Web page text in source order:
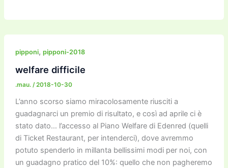
c
e
b
o
o
k
itt
er
ai
l
ai
l
st
o
e
gr
p
y
k
e
n
di
pipponi, pipponi-2018
welfare difficile
.mau. /2018-10-30
L’anno scorso siamo miracolosamente riusciti a
guadagnarci un premio di risultato, e così ad aprile ci è
stato dato… l’accesso al Piano Welfare di Edenred (quelli
di Ticket Restaurant, per intenderci), dove avremmo
potuto spenderlo in millanta bellissimi modi per noi, con
un guadagno pratico del 10%: quello che non pagheremo